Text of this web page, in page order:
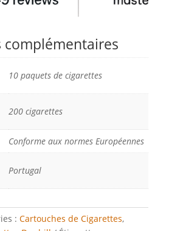
10 paquets de cigarettes
200 cigarettes
Conforme aux normes Européennes
Portugal
: Cartouches de Cigarettes,